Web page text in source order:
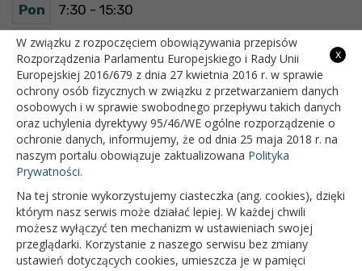
Pon 7:30 - 15:30
Wt 7:30 - 15:30
Śr 7:30 - 15:30
Czw 7:30 - 15:30
Pt 7:30 - 15:30
OFICJALNY SERWIS INTERNETOWY GMINY BIAŁOPOLE
x
W związku z rozpoczęciem obowiązywania przepisów
Rozporządzenia Parlamentu Europejskiego i Rady Unii
Europejskiej 2016/679 z dnia 27 kwietnia 2016 r. w sprawie
ochrony osób fizycznych w związku z przetwarzaniem danych
osobowych i w sprawie swobodnego przepływu takich danych
oraz uchylenia dyrektywy 95/46/WE ogólne rozporządzenie o
ochronie danych, informujemy, że od dnia 25 maja 2018 r. na
naszym portalu obowiązuje zaktualizowana Polityka
Prywatności.
Na tej stronie wykorzystujemy ciasteczka (ang. cookies), dzięki
którym nasz serwis może działać lepiej. W każdej chwili
możesz wyłączyć ten mechanizm w ustawieniach swojej
przeglądarki. Korzystanie z naszego serwisu bez zmiany
ustawień dotyczących cookies, umieszcza je w pamięci